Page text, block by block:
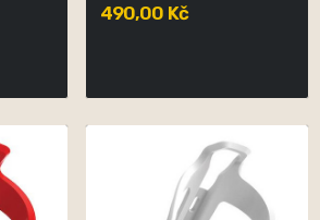
490,00 Kč